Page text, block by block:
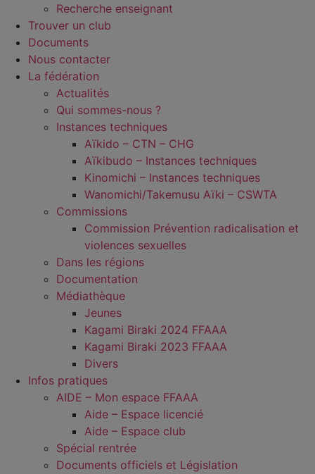
Recherche enseignant
Trouver un club
Documents
Nous contacter
La fédération
Actualités
Qui sommes-nous ?
Instances techniques
Aïkido – CTN – CHG
Aïkibudo – Instances techniques
Kinomichi – Instances techniques
Wanomichi/Takemusu Aïki – CSWTA
Commissions
Commission Prévention radicalisation et
violences sexuelles
Dans les régions
Documentation
Médiathèque
Jeunes
Kagami Biraki 2024 FFAAA
Kagami Biraki 2023 FFAAA
Divers
Infos pratiques
AIDE – Mon espace FFAAA
Aide – Espace licencié
Aide – Espace club
Spécial rentrée
Documents officiels et Législation